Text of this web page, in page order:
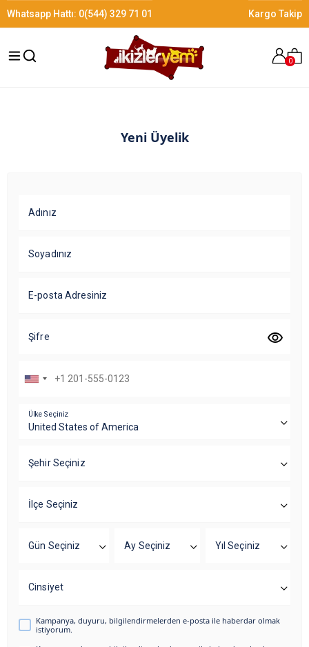
Whatsapp Hattı: 0(544) 329 71 01 Kargo Takip
0
Yeni Üyelik
Adınız
Soyadınız
E-posta Adresiniz
Şifre
Ülke Seçiniz
Şehir Seçiniz
İlçe Seçiniz
Gün Seçiniz Ay Seçiniz Yıl Seçiniz
Cinsiyet
Kampanya, duyuru, bilgilendirmelerden e-posta ile haberdar olmak
istiyorum.